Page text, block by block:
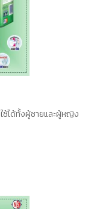
ช้ได้ทั้งผู้ชายและผู้หญิง